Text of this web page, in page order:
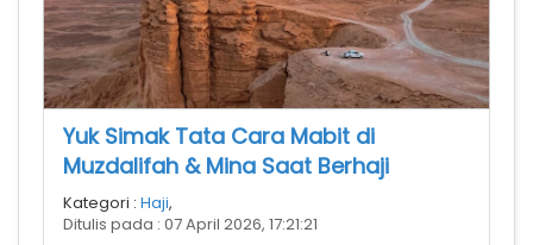
Yuk Simak Tata Cara Mabit di
Muzdalifah & Mina Saat Berhaji
Kategori : Haji,
Ditulis pada : 07 April 2026, 17:21:21